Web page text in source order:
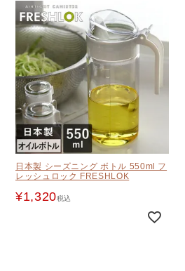
日本製 シーズニング ボトル 550ml フ
レッシュロック FRESHLOK
¥1,320税込